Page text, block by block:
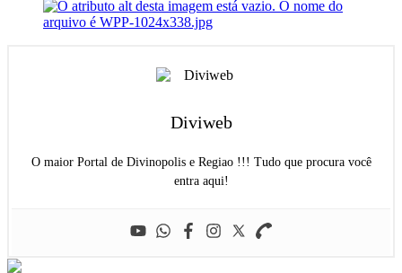
Diviweb
O maior Portal de Divinopolis e Regiao !!! Tudo que procura você
entra aqui!